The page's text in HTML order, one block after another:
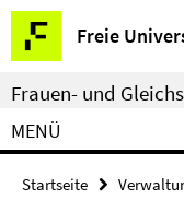
Springe
direkt
zu
Inhalt
Freie
Service-
Navigation
Frauen- und
MENÜ
Startseite